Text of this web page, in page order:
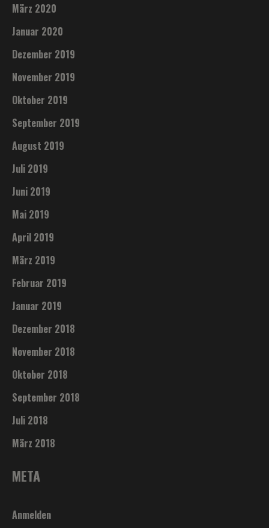
März 2020
Januar 2020
Dezember 2019
November 2019
Oktober 2019
September 2019
August 2019
Juli 2019
Juni 2019
Mai 2019
April 2019
März 2019
Februar 2019
Januar 2019
Dezember 2018
November 2018
Oktober 2018
September 2018
Juli 2018
März 2018
META
Anmelden